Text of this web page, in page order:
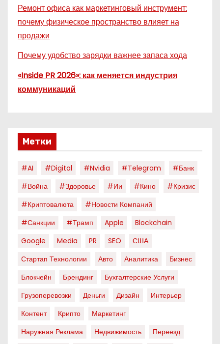
Ремонт офиса как маркетинговый инструмент:
почему физическое пространство влияет на
продажи
Почему удобство зарядки важнее запаса хода
«Inside PR 2026»: как меняется индустрия
коммуникаций
Метки
#AI #digital #nvidia #telegram
#банк
#война
#здоровье #ии #кино
#кризис
#криптовалюта
#новости Компаний
#санкции
#трамп Apple
Blockchain
Google
Media PR SEO
США
Стартап Технологии
Авто Аналитика
Бизнес
Блокчейн
Брендинг
Бухгалтерские Услуги
Грузоперевозки
Деньги Дизайн
Интерьер
Контент
Крипто
Маркетинг
Наружная Реклама
Недвижимость
Переезд